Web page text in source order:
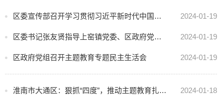
区委宣传部召开学习贯彻习近平新时代中国特色社会主义思想主题教育专题民主生活会 2024-01-19
区委书记张友贤指导上窑镇党委、区政府党组学习贯彻习近平新时代中国特色社会主义思想主题教育专题民主生活会 2024-01-19
区政府党组召开主题教育专题民主生活会 2024-01-19
淮南市大通区：狠抓“四度”，推动主题教育扎实开展 2024-01-18